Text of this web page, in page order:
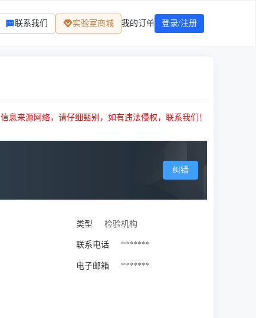
联系我们 实验室商城 我的订单 登录/注册
信息来源网络，请仔细甄别，如有违法侵权，联系我们！
纠错
类型 检验机构
联系电话 *******
电子邮箱 *******